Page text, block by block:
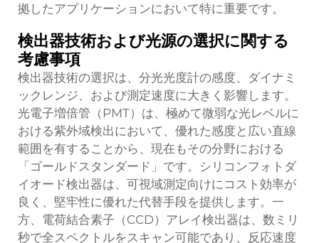
拠したアプリケーションにおいて特に重要です。
検出器技術および光源の選択に関する
考慮事項
検出器技術の選択は、分光光度計の感度、ダイナミ
ックレンジ、および測定速度に大きく影響します。
光電子増倍管（PMT）は、極めて微弱な光レベルに
おける紫外域検出において、優れた感度と広い直線
範囲を有することから、現在もその分野における
「ゴールドスタンダード」です。シリコンフォトダ
イオード検出器は、可視域測定向けにコスト効率が
良く、堅牢性に優れた代替手段を提供します。一
方、電荷結合素子（CCD）アレイ検出器は、数ミリ
秒で全スペクトルをスキャン可能であり、反応速度